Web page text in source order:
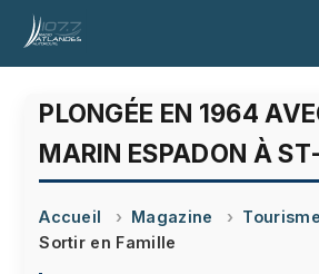
PLONGÉE EN 1964
MARIN ESPADON À
Accueil Magazine
Tourisme
Sortir en Famille